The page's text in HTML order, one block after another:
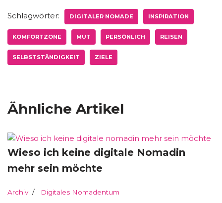
Schlagwörter: DIGITALER NOMADE INSPIRATION
KOMFORTZONE MUT PERSÖNLICH REISEN
SELBSTSTÄNDIGKEIT ZIELE
Ähnliche Artikel
Wieso ich keine digitale Nomadin
mehr sein möchte
Archiv Digitales Nomadentum